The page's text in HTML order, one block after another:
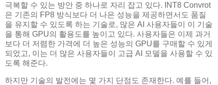
극복할 수 있는 방안 중 하나로 자리 잡고 있다. INT8 Convrot
은 기존의 FP8 방식보다 더 나은 성능을 제공하면서도 품질
을 유지할 수 있도록 하는 기술로, 많은 AI 사용자들이 이 기술
을 통해 GPU의 활용도를 높이고 있다. 사용자들은 이제 과거
보다 더 저렴한 가격에 더 높은 성능의 GPU를 구매할 수 있게
되었고, 이는 더 많은 사용자들이 고급 AI 모델을 사용할 수 있
도록 해준다.
하지만 기술의 발전에는 몇 가지 단점도 존재한다. 예를 들어,